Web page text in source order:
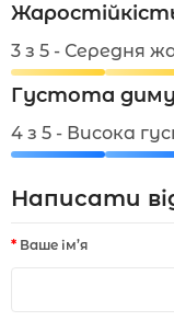
3 з 5 - Середня
Густота диму
4 з 5 - Висока
Написати
Ваше ім’я